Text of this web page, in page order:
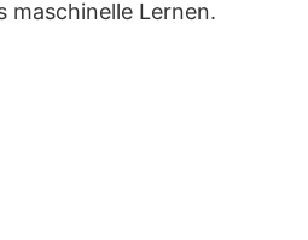
maschinelle Lernen.